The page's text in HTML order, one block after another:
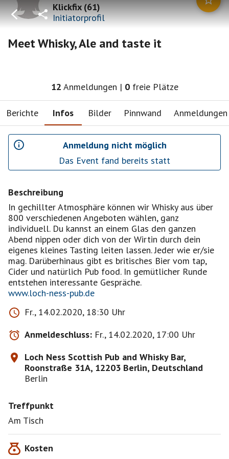
Klickfix(61)
Initiatorprofil
Meet Whisky, Ale and taste it
12 Anmeldungen | 0 freie Plätze
Berichte Infos Bilder Pinnwand Anmeldungen
Anmeldung nicht möglich
Das Event fand bereits statt
Beschreibung
In gechillter Atmosphäre können wir Whisky aus über
800 verschiedenen Angeboten wählen, ganz
individuell. Du kannst an einem Glas den ganzen
Abend nippen oder dich von der Wirtin durch dein
eigenes kleines Tasting leiten lassen. Jeder wie er/sie
mag. Darüberhinaus gibt es britisches Bier vom tap,
Cider und natürlich Pub food. In gemütlicher Runde
www.loch-ness-pub.de
Fr., 14.02.2020, 18:30 Uhr
Anmeldeschluss: Fr., 14.02.2020, 17:00 Uhr
Loch Ness Scottish Pub and Whisky Bar,
Roonstraße 31A, 12203 Berlin, Deutschland
Berlin
Treffpunkt
Am Tisch
Kosten